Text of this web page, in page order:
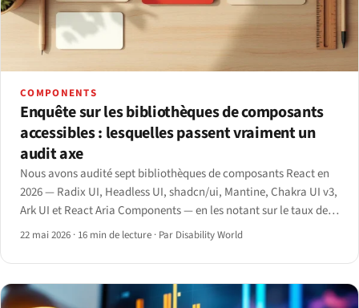
COMPONENTS
Enquête sur les bibliothèques de composants
accessibles : lesquelles passent vraiment un
audit axe
Nous avons audité sept bibliothèques de composants React en
2026 — Radix UI, Headless UI, shadcn/ui, Mantine, Chakra UI v3,
Ark UI et React Aria Components — en les notant sur le taux de
passage axe, la couverture des modèles ARIA, le contrat clavier
22 mai 2026 · 16 min de lecture · Par Disability World